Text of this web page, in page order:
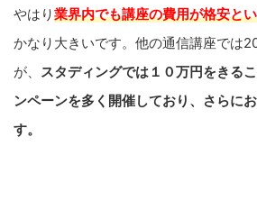
やはり業界内でも講座の費用が格安と
かなり大きいです。他の通信講座では
が、 スタディングでは１０万円をきるこ
ンペーンを多く開催しており、さらに
す。